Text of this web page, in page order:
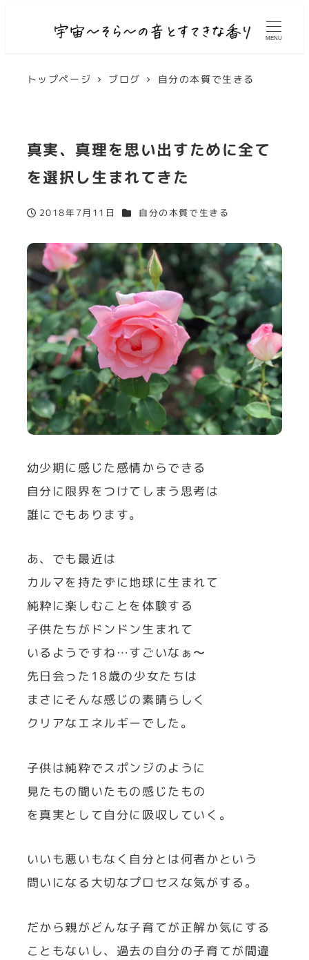
MENU
トップページ ブログ 自分の本質で生きる
真実、真理を思い出すために全て
を選択し生まれてきた
投稿日
2018年7月11日 カテゴリー
自分の本質で生きる
幼少期に感じた感情からできる
自分に限界をつけてしまう思考は
誰にでもあります。
あ、でも最近は
カルマを持たずに地球に生まれて
純粋に楽しむことを体験する
子供たちがドンドン生まれて
いるようですね…すごいなぁ〜
先日会った18歳の少女たちは
まさにそんな感じの素晴らしく
クリアなエネルギーでした。
子供は純粋でスポンジのように
見たもの聞いたもの感じたもの
を真実として自分に吸収していく。
いいも悪いもなく自分とは何者かという
問いになる大切なプロセスな気がする。
だから親がどんな子育てが正解か気にする
こともないし、過去の自分の子育てが間違